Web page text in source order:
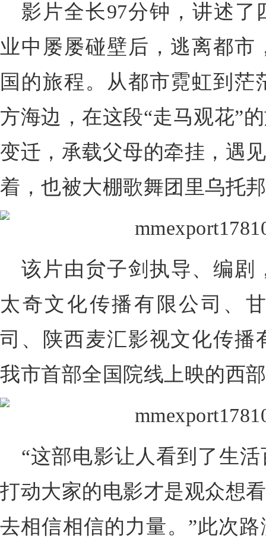
影片全长97分钟，讲述
业中屡屡碰壁后，逃离都市
国的旅程。从都市霓虹到
方海边，在这段“走马观花”
变迁，承载父母的牵挂，遇
着，也被大棚歌舞团里乌托
该片由贠子剑 执导、编剧
太奇文化传播有限公司、
司、陕西麦汇影视文化传播
我市首部全国院线上映的西
“这部电影让人看到了生
打动大家的电影才是观众想
去相信相信的力量。”此次